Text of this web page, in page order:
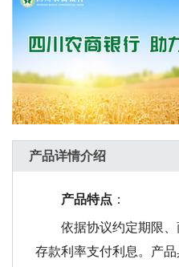
产品详情介绍
产品特点 ：
依据协议约定期限
存款利率支付利息。产